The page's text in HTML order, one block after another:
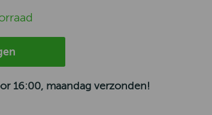
16:00, maandag verzonden!